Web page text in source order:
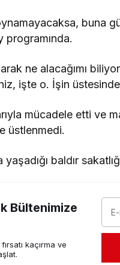
buna
programında.
ne alacağımı
işte o. İşin
mücadele etti ve
üstlenmedi.
baldır
Bültenimize
kaçırma ve